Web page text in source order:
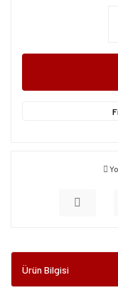
Ürün Bilgisi